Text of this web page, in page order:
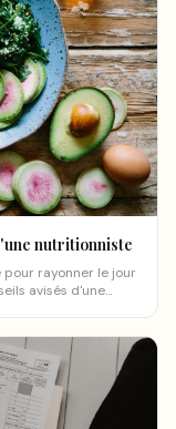
nutritionniste
rayonner le jour
avisés d'une